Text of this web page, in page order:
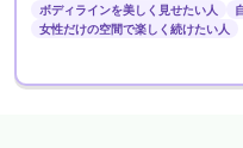
ボディラインを美しく見せたい人
女性だけの空間で楽しく続けたい人